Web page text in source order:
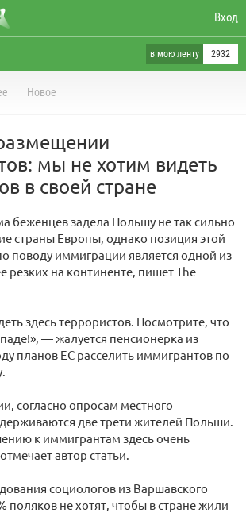
Вход
в мою ленту 2932
Новое
мы не хотим видеть
в своей стране
беженцев задела Польшу не так сильно
страны Европы, однако позиция этой
поводу иммиграции является одной из
резких на континенте, пишет The
здесь террористов. Посмотрите, что
— жалуется пенсионерка из
планов ЕС расселить иммигрантов по
согласно опросам местного
две трети жителей Польши.
к иммигрантам здесь очень
автор статьи.
социологов из Варшавского
поляков не хотят, чтобы в стране жили